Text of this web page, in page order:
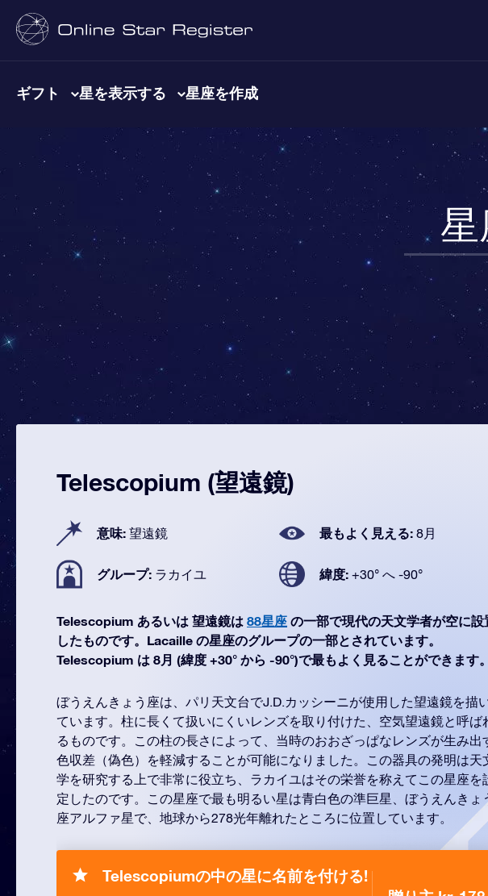
ギフト 星を表示する 星座を作成
Telescopium (望遠鏡)
意味: 望遠鏡 最もよく見える: 8月
グループ: ラカイユ 緯度: +30° へ -90°
Telescopium あるいは 望遠鏡は 88星座 の一部で現代の天文学者が空に設
したものです。Lacaille の星座のグループの一部とされています。
Telescopium は 8月 (緯度 +30° から -90°)で最もよく見ることができます。
ぼうえんきょう座は、パリ天文台でJ.D.カッシーニが使用した望遠鏡を描
ています。柱に長くて扱いにくいレンズを取り付けた、空気望遠鏡と呼ば
るものです。この柱の長さによって、当時のおおざっぱなレンズが生み出
色収差（偽色）を軽減することが可能になりました。この器具の発明は天
学を研究する上で非常に役立ち、ラカイユはその栄誉を称えてこの星座を
定したのです。この星座で最も明るい星は青白色の準巨星、ぼうえんきょ
座アルファ星で、地球から278光年離れたところに位置しています。
Telescopiumの中の星に名前を付ける!